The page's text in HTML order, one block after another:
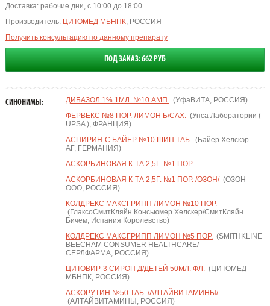
Доставка: рабочие дни, с 10:00 до 18:00
Производитель: ЦИТОМЕД МБНПК, РОССИЯ
Получить консультацию по данному препарату
ПОД ЗАКАЗ: 662 РУБ
СИНОНИМЫ: ДИБАЗОЛ 1% 1МЛ. №10 АМП.(УфаВИТА, РОССИЯ)
ФЕРВЕКС №8 ПОР. ЛИМОН Б/САХ.(Упса Лаборатории (
UPSA ), ФРАНЦИЯ)
АСПИРИН-С БАЙЕР №10 ШИП.ТАБ.(Байер Хелскэр
АГ, ГЕРМАНИЯ)
АСКОРБИНОВАЯ К-ТА 2,5Г. №1 ПОР.
АСКОРБИНОВАЯ К-ТА 2,5Г. №1 ПОР. /ОЗОН/(ОЗОН
ООО, РОССИЯ)
КОЛДРЕКС МАКСГРИПП ЛИМОН №10 ПОР.
(ГлаксоСмитКляйн Консьюмер Хелскер/СмитКляйн
Бичем, Испания Королевство)
КОЛДРЕКС МАКСГРИПП ЛИМОН №5 ПОР.(SMITHKLINE
BEECHAM CONSUMER HEALTHCARE/
СЕРЛФАРМА, РОССИЯ)
ЦИТОВИР-3 СИРОП Д/ДЕТЕЙ 50МЛ. ФЛ.(ЦИТОМЕД
МБНПК, РОССИЯ)
АСКОРУТИН №50 ТАБ. /АЛТАЙВИТАМИНЫ/
(АЛТАЙВИТАМИНЫ, РОССИЯ)